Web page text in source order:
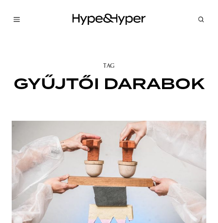
TAG
GYŰJTŐI DARABOK